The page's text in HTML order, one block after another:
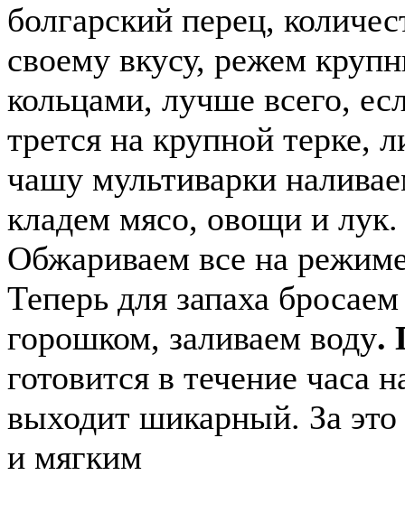
болгарский перец,
своему вкусу, режем
кольцами, лучше всего,
трется на крупной терке,
чашу мультиварки
кладем мясо, овощи и
Обжариваем все на
Теперь для запаха
горошком, заливаем воду.
готовится в течение
выходит шикарный. За
и мягким